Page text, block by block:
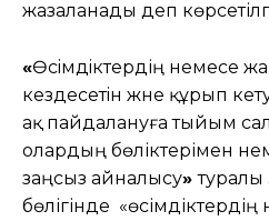
жазаланады деп
«Өсiмдiктердің немесе
кездесетiн және құрып
ақ пайдалануға тыйым
олардың бөліктерімен
заңсыз айналысу»туралы
бөлігінде